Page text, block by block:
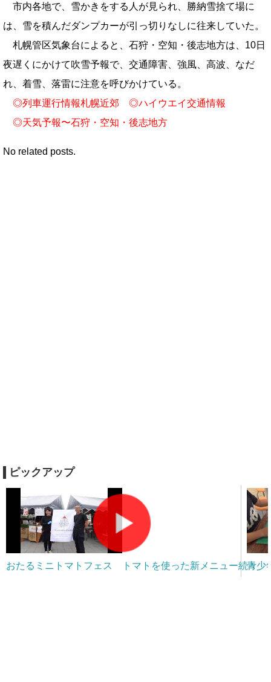
市内各地で、雪かきをする人が見られ、勝納雪捨て場に
は、雪を積んだダンプカーが引っ切りなしに往来していた。
札幌管区気象台によると、石狩・空知・後志地方は、10日
夜遅くにかけて吹雪予報で、交通障害、強風、高波、なだ
れ、着雪、落雷に注意を呼びかけている。
◎列車運行情報札幌近郊 ◎ハイウエイ交通情報
◎天気予報〜石狩・空知・後志地方
No related posts.
ピックアップ
おたるミニトマトフェス トマトを使った新メニュー続々青少